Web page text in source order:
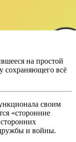
на простой
сохраняющего всё
своим
«сторонние
и войны.